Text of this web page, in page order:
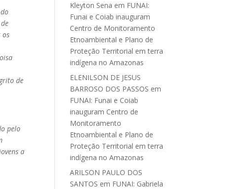
os
de
pelo
a
Kleyton Sena em FUNAI:
Funai e Coiab inauguram
Centro de Monitoramento
Etnoambiental e Plano de
Proteção Territorial em terra
indígena no Amazonas
ELENILSON DE JESUS
BARROSO DOS PASSOS em
FUNAI: Funai e Coiab
inauguram Centro de
Monitoramento
Etnoambiental e Plano de
Proteção Territorial em terra
indígena no Amazonas
ARILSON PAULO DOS
SANTOS em FUNAI: Gabriela